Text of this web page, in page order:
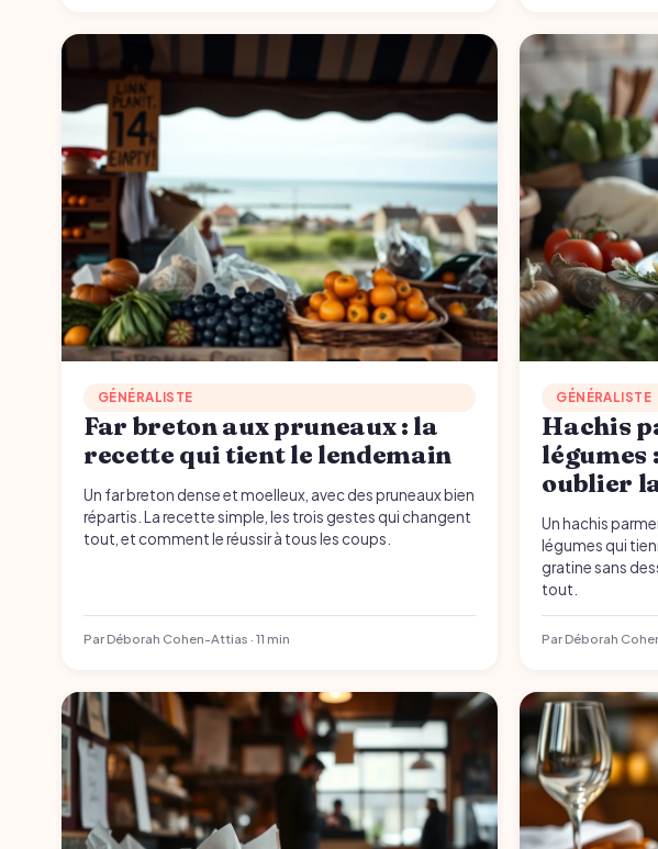
GÉNÉRALISTE
Far breton aux pruneaux : la
recette qui tient le lendemain
Un far breton dense et moelleux, avec des pruneaux bien
répartis. La recette simple, les trois gestes qui changent
tout, et comment le réussir à tous les coups.
Par Déborah Cohen-Attias · 11 min
GÉNÉRALISTE
Hachis
oublier
Un hachis
légumes qui
gratine sans
tout.
Par Déborah